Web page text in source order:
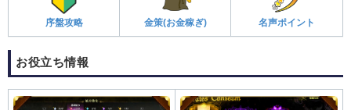
序盤攻略 金策(お金稼ぎ) 名声ポイント
お役立ち情報